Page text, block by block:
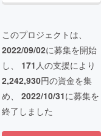
このプロジェクトは、
2022/09/02に募集を開始
し、 171 人の支援により
2,242,930円の資金を集
め、 2022/10/31に募集を
終了しました